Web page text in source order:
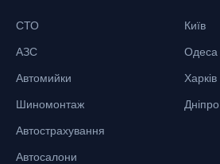
СТО
АЗС
Автомийки
Шиномонтаж
Автострахування
Автосалони
Київ
Одеса
Харків
Дніпро